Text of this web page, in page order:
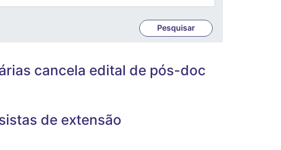
cancela edital de pós-doc
de extensão